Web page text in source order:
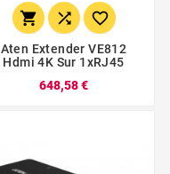
  
Aten Extender VE812
Hdmi 4K Sur 1xRJ45
648,58 €